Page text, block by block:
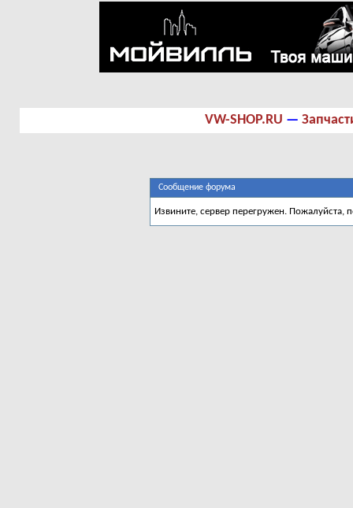
VW-SHOP.RU —
Сообщение форума
Извините, сервер перегружен. Пожалуйста,